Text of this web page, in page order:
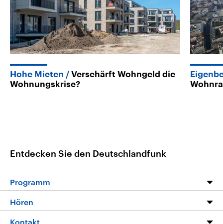
Hohe Mieten
Verschärft Wohngeld die
Wohnungskrise?
Entdecken Sie den Deutschlandfunk
Programm
Programm
Hören
Livestream
Kontakt